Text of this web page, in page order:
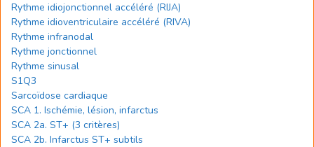
Rythme idiojonctionnel accéléré (RIJA)
Rythme idioventriculaire accéléré (RIVA)
Rythme infranodal
Rythme jonctionnel
Rythme sinusal
S1Q3
Sarcoïdose cardiaque
SCA 1. Ischémie, lésion, infarctus
SCA 2a. ST+ (3 critères)
SCA 2b. Infarctus ST+ subtils